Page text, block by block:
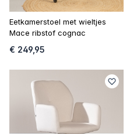
Eetkamerstoel met wieltjes
Mace ribstof cognac
€ 249,95